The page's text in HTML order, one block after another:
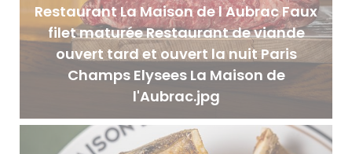
Restaurant La Maison de l Aubrac Faux
filet maturée Restaurant de viande
ouvert tard et ouvert la nuit Paris
Champs Elysees La Maison de
l'Aubrac.jpg